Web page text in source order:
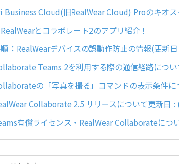
Business Cloud(旧RealWear Cloud) Proのキオ
とコラボレート2のアプリ紹介！
：RealWearデバイスの誤動作防止の情報(更新
Teams 2を利用する際の通信経路につい
の「写真を撮る」コマンドの表示条件に
Collaborate 2.5 リリースについて更新日 :
有償ライセンス・RealWear Collaborateにつ